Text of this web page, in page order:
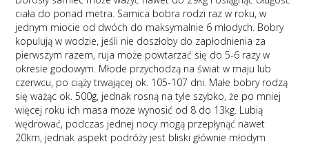
ciała do ponad metra. Samica bobra rodzi raz w roku, w
jednym miocie od dwóch do maksymalnie 6 młodych. Bobry
kopulują w wodzie, jeśli nie doszłoby do zapłodnienia za
pierwszym razem, ruja może powtarzać się do 5-6 razy w
okresie godowym. Młode przychodzą na świat w maju lub
czerwcu, po ciąży trwającej ok. 105-107 dni. Małe bobry rodzą
się ważąc ok. 500g, jednak rosną na tyle szybko, że po mniej
więcej roku ich masa może wynosić od 8 do 13kg. Lubią
wędrować, podczas jednej nocy mogą przepłynąć nawet
20km, jednak aspekt podróży jest bliski głównie młodym